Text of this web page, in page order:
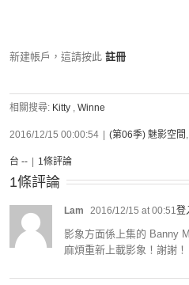
新建帳戶，這請按此 註冊
相關搜尋: Kitty , Winne
2016/12/15 00:00:54 (第06季) 魅影空間 ,
台 -- 1條評論
1條評論
Lam 2016/12/15 at 00:51登
影象方面係上集的 Banny
麻煩重新上載影象！謝謝！